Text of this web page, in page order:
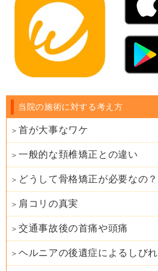
当院の施術に対する考え方
首が大事なワケ
一般的な頚椎矯正との違い
どうして骨格矯正が必要なの？
肩コリの真実
交通事故後の首痛や頭痛
ヘルニアの後遺症によるしびれ